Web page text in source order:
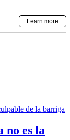
no es la